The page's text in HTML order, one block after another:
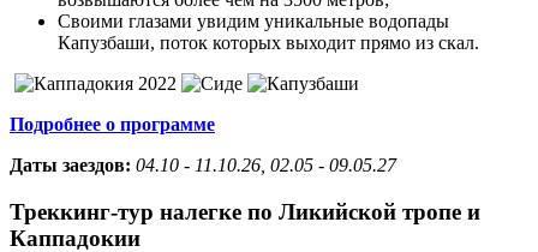
Своими глазами увидим уникальные водопады
Капузбаши, поток которых выходит прямо из скал.
Подробнее о программе
Даты заездов: 04.10 - 11.10.26, 02.05 - 09.05.27
Треккинг-тур налегке по Ликийской тропе и
Каппадокии